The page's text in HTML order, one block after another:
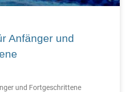
Anfänger und
und Fortgeschrittene